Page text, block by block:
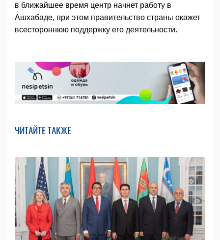
в ближайшее время центр начнет работу в
Ашхабаде, при этом правительство страны окажет
всестороннюю поддержку его деятельности.
ЧИТАЙТЕ ТАКЖЕ